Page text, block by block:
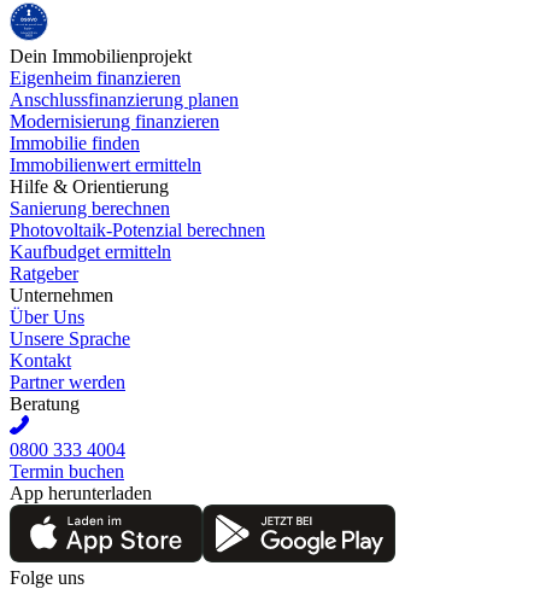
Dein Immobilienprojekt
Eigenheim finanzieren
Anschlussfinanzierung planen
Modernisierung finanzieren
Immobilie finden
Immobilienwert ermitteln
Hilfe & Orientierung
Sanierung berechnen
Photovoltaik-Potenzial berechnen
Kaufbudget ermitteln
Ratgeber
Unternehmen
Über Uns
Unsere Sprache
Kontakt
Partner werden
Beratung
0800 333 4004
Termin buchen
App herunterladen
Folge uns